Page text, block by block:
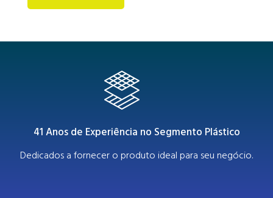
41 Anos de Experiência no Segmento Plástico
Dedicados a fornecer o produto ideal para seu negócio.